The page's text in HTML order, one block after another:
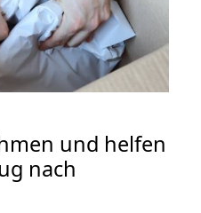
und helfen
nach